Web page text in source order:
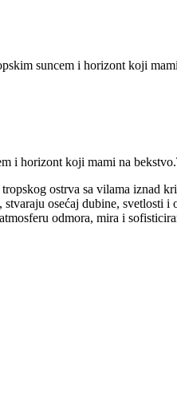
suncem i horizont koji
i horizont koji mami na
ostrva sa vilama iznad
osećaj dubine, svetlosti
odmora, mira i